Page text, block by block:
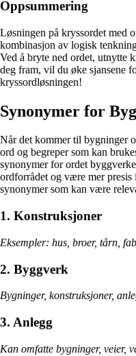
Oppsummering
Løsningen på kryssordet
kombinasjon av logisk
Ved å bryte ned ordet, utnytte
deg fram, vil du øke sjansene
kryssordløsningen!
Synonymer for
Når det kommer til bygninger
ord og begreper som kan
synonymer for ordet
ordforrådet og være mer
synonymer som kan være
1. Konstruksjoner
Eksempler: hus, broer, tårn,
2. Byggverk
Bygninger, konstruksjoner,
3. Anlegg
Kan omfatte bygninger, veier,